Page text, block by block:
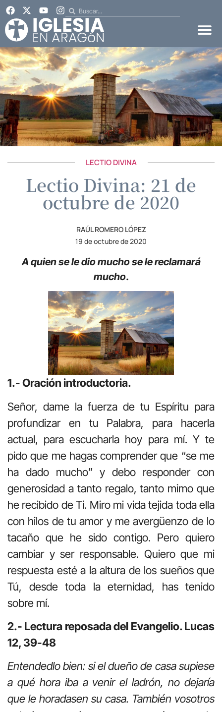
LECTIO DIVINA
Lectio Divina: 21 de
octubre de 2020
RAÚL ROMERO LÓPEZ
19 de octubre de 2020
A quien se le dio mucho se le reclamará
mucho.
1.- Oración introductoria.
Señor, dame la fuerza de tu Espíritu para
profundizar en tu Palabra, para hacerla
actual, para escucharla hoy para mí. Y te
pido que me hagas comprender que “se me
ha dado mucho” y debo responder con
generosidad a tanto regalo, tanto mimo que
he recibido de Ti. Miro mi vida tejida toda ella
con hilos de tu amor y me avergüenzo de lo
tacaño que he sido contigo. Pero quiero
cambiar y ser responsable. Quiero que mi
respuesta esté a la altura de los sueños que
Tú, desde toda la eternidad, has tenido
sobre mí.
2.- Lectura reposada del Evangelio. Lucas
12, 39-48
Entendedlo bien: si el dueño de casa supiese
a qué hora iba a venir el ladrón, no dejaría
que le horadasen su casa. También vosotros